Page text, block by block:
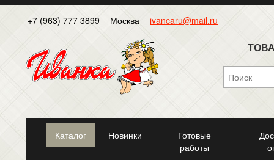
+7 (963) 777 3899 Москва ivancaru@mail.ru
Каталог Новинки
Готовые
работы